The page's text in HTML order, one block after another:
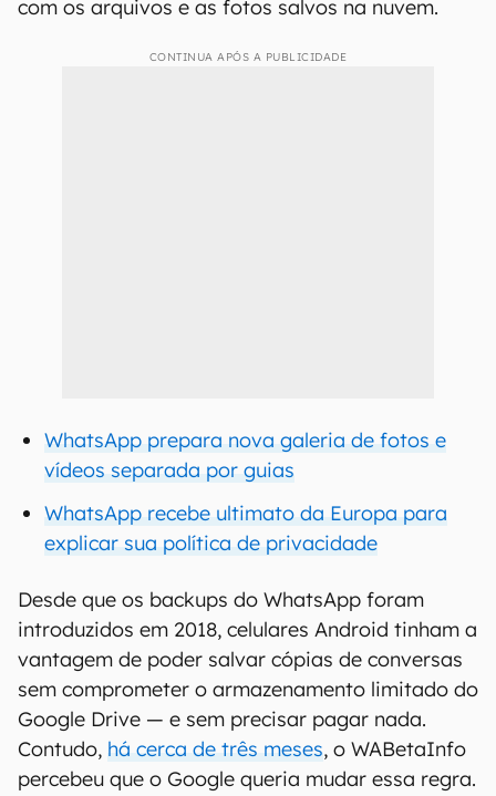
com os arquivos e as fotos salvos na nuvem.
CONTINUA APÓS A PUBLICIDADE
WhatsApp prepara nova galeria de fotos e
vídeos separada por guias
WhatsApp recebe ultimato da Europa para
explicar sua política de privacidade
Desde que os backups do WhatsApp foram
introduzidos em 2018, celulares Android tinham a
vantagem de poder salvar cópias de conversas
sem comprometer o armazenamento limitado do
Google Drive — e sem precisar pagar nada.
Contudo, há cerca de três meses, o WABetaInfo
percebeu que o Google queria mudar essa regra.